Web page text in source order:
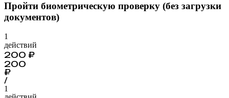
Пройти биометрическую проверку (без загрузки
документов)
1
действий
200 ₽
200
₽
/
1